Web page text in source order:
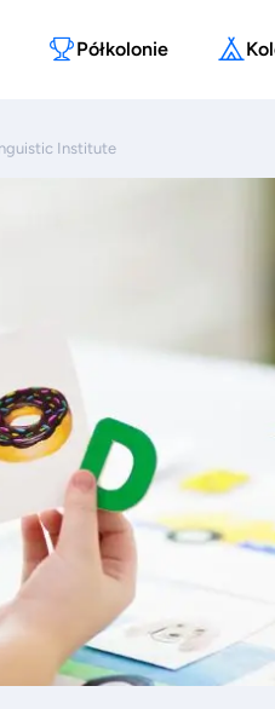
Półkolonie
Institute